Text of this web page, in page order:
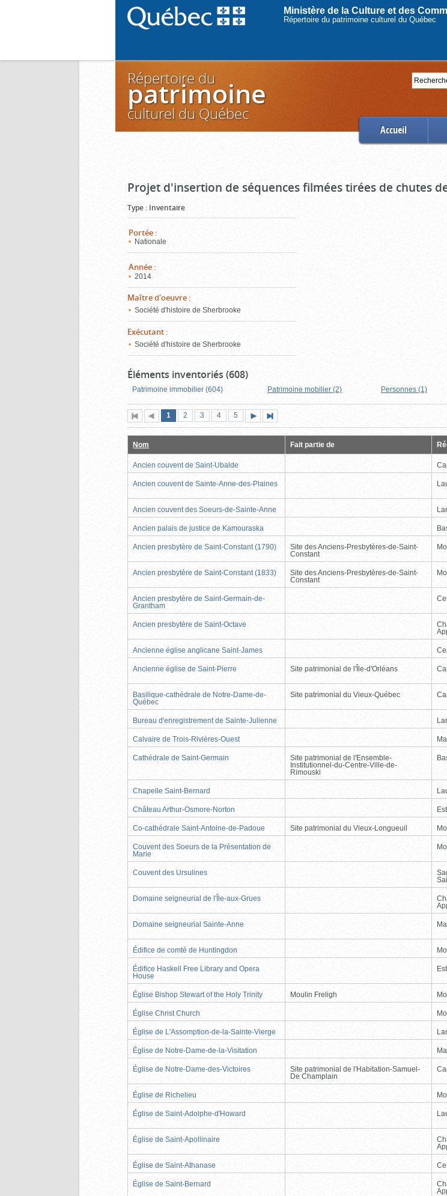
Ministère de la Culture et des
Répertoire du patrimoine culturel du Québec
Répertoire du
patrimoine
culturel du Québec
Accueil
Projet d'insertion de séquences filmées tirées de chutes
Type : Inventaire
Portée :
Nationale
Année :
2014
Maître d'oeuvre :
Société d'histoire de Sherbrooke
Exécutant :
Société d'histoire de Sherbrooke
Éléments inventoriés (608)
Patrimoine immobilier (604) Patrimoine mobilier (2) Personnes (1)
Première
page
Page
précédente
Page
1 (page
actuelle)
Page
2 Page
3 Page
4 Page
5
suivante
page
Nom Fait partie de
Ancien couvent de Saint-Ubalde
Ancien couvent de Sainte-Anne-des-Plaines
Ancien couvent des Soeurs-de-Sainte-Anne
Ancien palais de justice de Kamouraska
Ancien presbytère de Saint-Constant (1790)
Site des Anciens-Presbytères-de-Saint-
Constant
Ancien presbytère de Saint-Constant (1833)
Site des Anciens-Presbytères-de-Saint-
Constant
Ancien presbytère de Saint-Germain-de-
Grantham
Ancien presbytère de Saint-Octave
Ancienne église anglicane Saint-James
Ancienne église de Saint-Pierre Site patrimonial de l'Île-d'Orléans
Basilique-cathédrale de Notre-Dame-de-
Québec
Site patrimonial du Vieux-Québec
Bureau d'enregistrement de Sainte-Julienne
Calvaire de Trois-Rivières-Ouest
Cathédrale de Saint-Germain
Site patrimonial de l'Ensemble-
Institutionnel-du-Centre-Ville-de-
Rimouski
Chapelle Saint-Bernard
Château Arthur-Osmore-Norton
Co-cathédrale Saint-Antoine-de-Padoue Site patrimonial du Vieux-Longueuil
Couvent des Soeurs de la Présentation de
Marie
Couvent des Ursulines
Domaine seigneurial de l'Île-aux-Grues
Domaine seigneurial Sainte-Anne
Édifice de comté de Huntingdon
Édifice Haskell Free Library and Opera
House
Église Bishop Stewart of the Holy Trinity Moulin Freligh
Église Christ Church
Église de L'Assomption-de-la-Sainte-Vierge
Église de Notre-Dame-de-la-Visitation
Église de Notre-Dame-des-Victoires
Site patrimonial de l'Habitation-Samuel-
De Champlain
Église de Richelieu
Église de Saint-Adolphe-d'Howard
Église de Saint-Apollinaire
Église de Saint-Athanase
Église de Saint-Bernard